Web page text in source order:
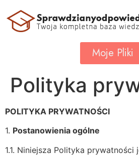
Moje Pliki
Polityka
POLITYKA PRYWATNOŚCI
1. Postanowienia ogólne
1.1. Niniejsza Polityka prywatności